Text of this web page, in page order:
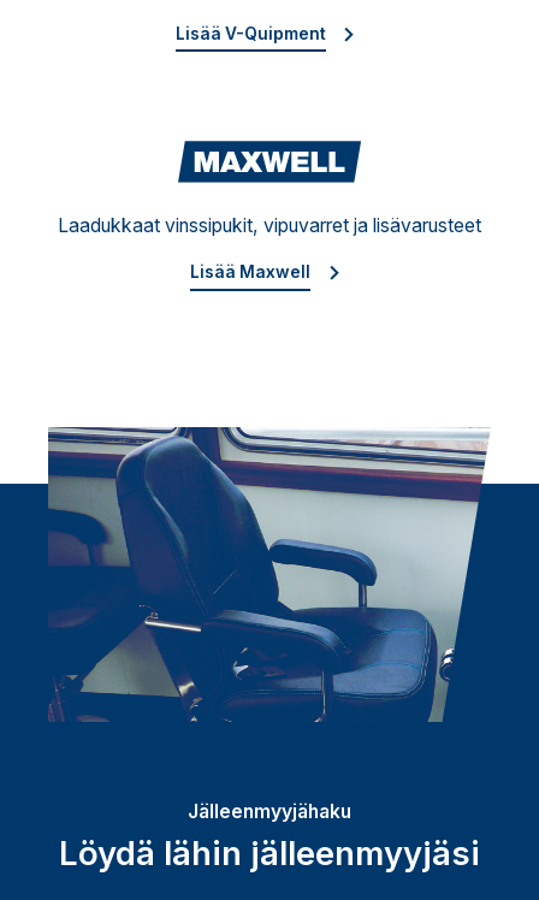
Lisää V-Quipment
Laadukkaat vinssipukit, vipuvarret ja lisävarusteet
Lisää Maxwell
Jälleenmyyjähaku
Löydä lähin jälleenmyyjäsi